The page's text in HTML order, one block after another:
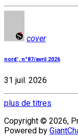
cover
nord', n°87/avril 2026
31 juil. 2026
plus de titres
Copyright © 2026,
Powered by